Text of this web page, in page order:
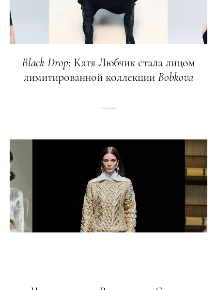
Black Drop: Катя Любчик стала лицом
лимитированной коллекции Bobkova